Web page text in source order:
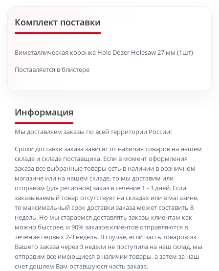
Комплект поставки
Биметаллическая коронка Hole Dozer Holesaw 27 мм (1шт)
Поставляется в блистере
Информация
Мы доставляем заказы по всей территории России!
Сроки доставки заказа зависят от наличия товаров на нашем
складе и складе поставщика. Если в момент оформления
заказа все выбранные товары есть в наличии в розничном
магазине или на нашем складе, то мы доставим или
отправим (для регионов) заказ в течение 1 - 3 дней. Если
заказываемый товар отсутствует на складах или в магазине,
то максимальный срок доставки заказа может составить 8
недель. Но мы стараемся доставлять заказы клиентам как
можно быстрее, и 90% заказов клиентов отправляются в
течение первых 2-3 недель. В случае, если часть товаров из
Вашего заказа через 3 недели не поступила на наш склад, мы
отправим все имеющиеся в наличии товары, а затем за наш
счет дошлем Вам оставшуюся часть заказа.